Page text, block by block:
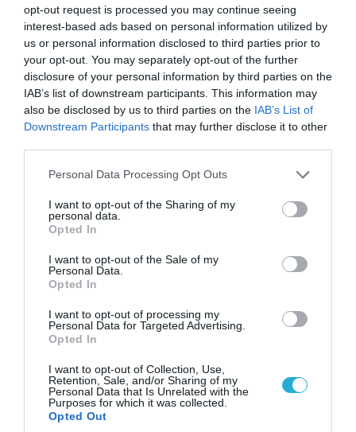
opt-out request is processed you may continue seeing
interest-based ads based on personal information utilized by
us or personal information disclosed to third parties prior to
your opt-out. You may separately opt-out of the further
disclosure of your personal information by third parties on the
IAB’s list of downstream participants. This information may
also be disclosed by us to third parties on the IAB’s List of
Downstream Participants that may further disclose it to other
Please note that this website/app uses one or more Google
not limited to your visit or usage behaviour. You may click to
grant or deny consent to Google and its third-party tags to
use your data for below specified purposes in below Google
consent section.
Personal Data Processing Opt Outs
I want to opt-out of the Sharing of my
personal data.
Opted In
I want to opt-out of the Sale of my
Personal Data.
Opted In
I want to opt-out of processing my
Personal Data for Targeted Advertising.
Opted In
I want to opt-out of Collection, Use,
Retention, Sale, and/or Sharing of my
Personal Data that Is Unrelated with the
Purposes for which it was collected.
Opted Out
24.12.2012 | 06:51
“Πολιτική αυτοκτονία τυχόν χρήση χημικών
στη Συρία”
ΣΕΡΓΚΕΙ ΛΑΒΡΟΦ
“29 εθνότητες απ’όλο τον κόσμο πολεμούν
τον Ασαντ”!